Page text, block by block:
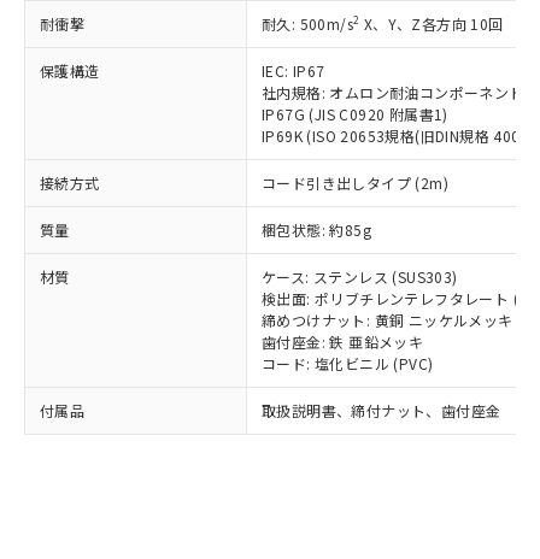
耐衝撃 耐久: 500m/s2 X、Y、Z各方向 10回
保護構造
IEC: IP67
社内規格: オムロン耐油コンポーネント
IP67G (JIS C0920 附属書1)
IP69K (ISO 20653規格(旧DIN規格
接続方式 コード引き出しタイプ (2m)
質量 梱包状態: 約85g
材質
ケース: ステンレス (SUS303)
検出面: ポリブチレンテレフタレート
締めつけナット: 黄銅 ニッケルメッキ
歯付座金: 鉄 亜鉛メッキ
コード: 塩化ビニル (PVC)
付属品 取扱説明書、締付ナット、歯付座金
タに基づき作成されるものであり、閲
覧された時点での実際の在庫および標
準価格とは異なる場合があることをご
了承ください。
正式な納期状況および標準価格はお客
様のお取引先、またはお客様担当のオ
ムロン制御機器販売店・当社販売員に
ご相談ください。
オムロン制御機器販売店や当社販売拠
販売ネットワーク
」をご確認
在庫状況および標準価格結果を当社の
事前の承諾なく第三者に漏洩または開
示しないようお願いします。
マイパーツ機能（部品リスト作成サー
ビス）をご利用いただくには、I-Web
メンバーズにご登録されている必要が
鉛(Pb) 1000ppm以下、 水銀(Hg) 1000ppm以下、 カド
ミウム(Cd) 100ppm以下、
六価クロム(Cr(Ⅵ)) 1000ppm以下、ポリ臭化ビフェニル
類(PBB) 1000ppm以下、ポリ臭化ジフェニルエーテル類
(PBDE) 1000ppm以下、フタル酸ビス(2-エチルヘキシ
ル) (DEHP)(別名：DOP) 1000ppm以下、フタル酸ブチ
ルベンジル（BBP） 1000ppm以下、フタル酸ジブチル
（DBP） 1000ppm以下、フタル酸ジイソブチル
(DIBP) 1000ppm以下
但し、RoHS指令で産業用監視および制御機器に対する
フタル酸エステル類の４物質については閾値を超える意
部品在庫の切り替え状況などにより、予定
月が前後することがあります。
*中国RoHS10物質の基準値 (GB/T26572)：
Pb(鉛) :1000ppm、 Hg(水銀) : 1000ppm、 Cd(カドミウ
ム) : 100ppm、
Cr(Ⅵ)(六価クロム) : 1000ppm、 PBBs(ポリ臭化ビフェ
ニル類) : 1000ppm、 PBDEs(ポリ臭化ジフェニルエーテ
DBP(フタル酸ジブチル) : 1000ppm、 DIBP(フタル酸ジ
イソブチル) : 1000ppm、 BBP(フタル酸ブチルベンジ
ル) : 1000ppm、
※2 環境保護使用期限
「ｅ」：有害物質（10物質）のすべてが基
準値以下であることを示します。
「10」：通常の使用状況下において有害物
質が外部に漏えいし、環境に深刻な影響を
及ぼさない年数を意味します。
または国外への提供する場合は、日本
国政府の輸出許可(または役務取引許
可)を取得するなどの必要な手続きを
当社は規制貨物を破棄する場合は、完
全に破砕するなど、違法に輸出されな
いよう必要な手段を講じます。
当社は貴社製品を、核兵器、ミサイ
ル、化学兵器、生物兵器またはその他
武器並びにこれらの製造装置等に一切
使用いたしません。
当社は、貴社製品を第三者に販売する
場合は、上記1、2および3の内容を当
該第三者に通知します。また当社は、
販売先および販売に係わる関係者が違
法に輸出するおそれがある場合は、取
り引きをいたしません。
一定数以上の在庫あり
一定数には満たないが在庫あり
在庫なし(最新の在庫状況につ
いては、お客様のお取引先、ま
たはお客様担当のオムロン制御
機器販売店・当社販売員にご確
認ください)
受注生産機種、また在庫状況の
情報を公開していない機種